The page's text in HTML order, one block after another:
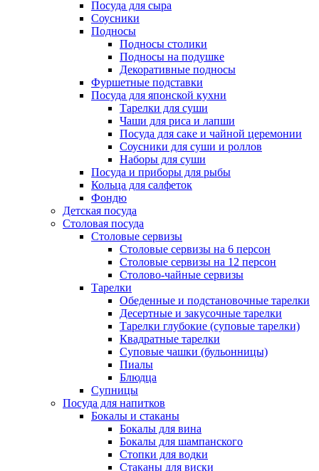
Посуда для сыра
Соусники
Подносы
Подносы столики
Подносы на подушке
Декоративные подносы
Фуршетные подставки
Посуда для японской кухни
Тарелки для суши
Чаши для риса и лапши
Посуда для саке и чайной церемонии
Соусники для суши и роллов
Наборы для суши
Посуда и приборы для рыбы
Кольца для салфеток
Фондю
Детская посуда
Столовая посуда
Столовые сервизы
Столовые сервизы на 6 персон
Столовые сервизы на 12 персон
Столово-чайные сервизы
Тарелки
Обеденные и подстановочные тарелки
Десертные и закусочные тарелки
Тарелки глубокие (суповые тарелки)
Квадратные тарелки
Суповые чашки (бульонницы)
Пиалы
Блюдца
Супницы
Посуда для напитков
Бокалы и стаканы
Бокалы для вина
Бокалы для шампанского
Стопки для водки
Стаканы для виски